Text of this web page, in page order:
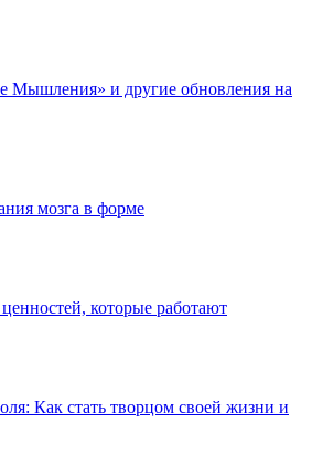
Мышления» и другие обновления на
мозга в форме
которые работают
Как стать творцом своей жизни и